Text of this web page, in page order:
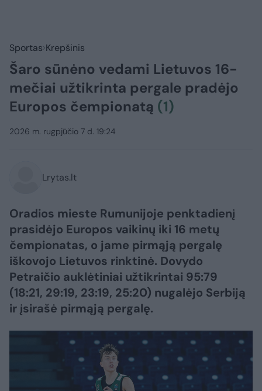
Sportas Krepšinis
Šaro sūnėno vedami Lietuvos 16-
mečiai užtikrinta pergale pradėjo
Europos čempionatą (1)
2026 m. rugpjūčio 7 d. 19:24
Lrytas.lt
Oradios mieste Rumunijoje penktadienį
prasidėjo Europos vaikinų iki 16 metų
čempionatas, o jame pirmąją pergalę
iškovojo Lietuvos rinktinė. Dovydo
Petraičio auklėtiniai užtikrintai 95:79
(18:21, 29:19, 23:19, 25:20) nugalėjo Serbiją
ir įsirašė pirmąją pergalę.